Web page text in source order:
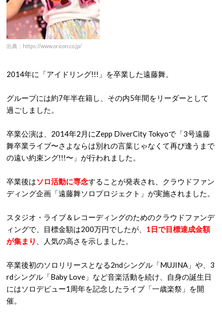
出典：https://www.oricon.co.jp/
2014年に「アイドリング!!!」を卒業した遠藤舞。
グループには約7年半在籍し、その内5年間をリーダーとして
過ごしました。
卒業公演は、2014年2月にZepp DiverCity Tokyoで「3号遠藤
舞卒業ライブ〜さよならは別れの言葉じゃなくて再び逢うまで
の遠い約束ング!!!〜」が行われました。
卒業後はソロ活動に専念することが発表され、クラウドファン
ディング企画「遠藤舞ソロプロジェクト」が実施されました。
スタジオ・ライブ＆レコーディングのためのクラウドファンデ
ィングで、目標金額は200万円でしたが、 1日で目標達成金額
が集まり
、人気の高さを示しました。
卒業後初のソロリリースとなる2ndシングル「MUJINA」や、3
rdシングル「Baby Love」など音楽活動を続け、自身の誕生日
にはソロデビュー1周年を記念したライブ「一歳楽祭」を開
催。